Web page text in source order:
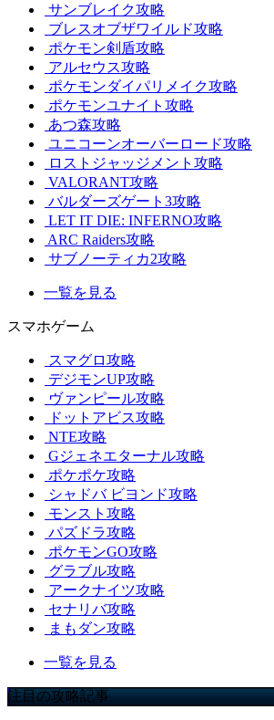
サンブレイク攻略
ブレスオブザワイルド攻略
ポケモン剣盾攻略
アルセウス攻略
ポケモンダイパリメイク攻略
ポケモンユナイト攻略
あつ森攻略
ユニコーンオーバーロード攻略
ロストジャッジメント攻略
VALORANT攻略
バルダーズゲート3攻略
LET IT DIE: INFERNO攻略
ARC Raiders攻略
サブノーティカ2攻略
一覧を見る
スマホゲーム
スマグロ攻略
デジモンUP攻略
ヴァンピール攻略
ドットアビス攻略
NTE攻略
Gジェネエターナル攻略
ポケポケ攻略
シャドバ ビヨンド攻略
モンスト攻略
パズドラ攻略
ポケモンGO攻略
グラブル攻略
アークナイツ攻略
セナリバ攻略
まもダン攻略
一覧を見る
注目の攻略記事